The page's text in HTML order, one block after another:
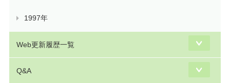
1997年
Web更新履歴一覧
Q&A